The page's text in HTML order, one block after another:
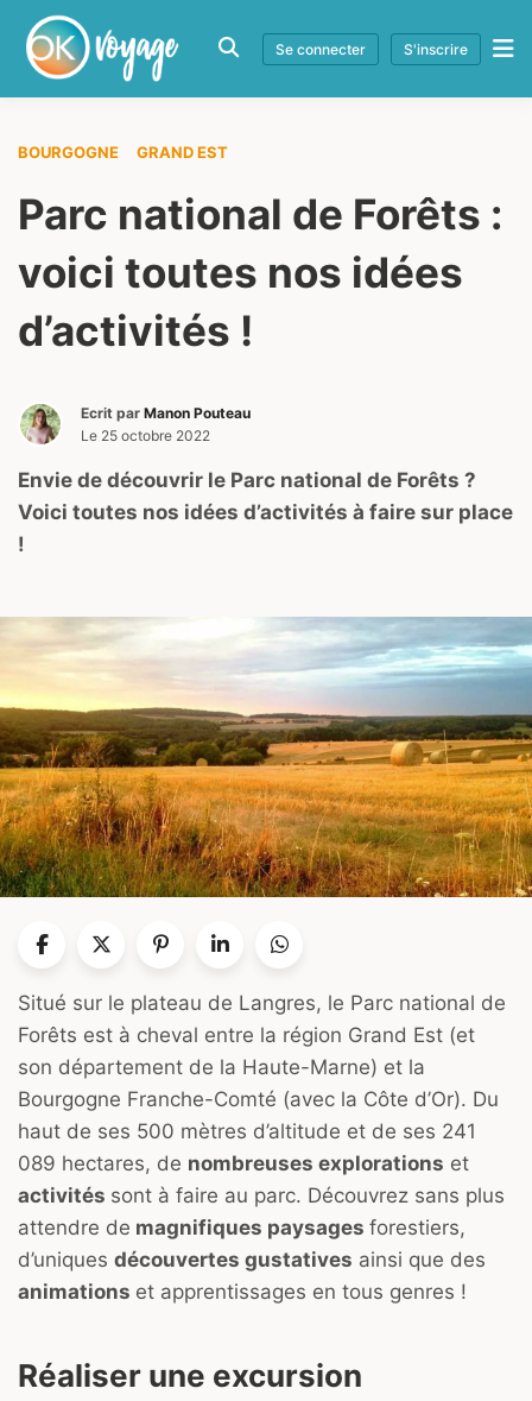
Se connecter S'inscrire
BOURGOGNE GRAND EST
Parc national de Forêts :
voici toutes nos idées
d’activités !
Ecrit par Manon Pouteau
Le 25 octobre 2022
Envie de découvrir le Parc national de Forêts ?
Voici toutes nos idées d’activités à faire sur place
!
Situé sur le plateau de Langres, le Parc national de
Forêts est à cheval entre la région Grand Est (et
son département de la Haute-Marne) et la
Bourgogne Franche-Comté (avec la Côte d’Or). Du
haut de ses 500 mètres d’altitude et de ses 241
089 hectares, de nombreuses explorations et
activités sont à faire au parc. Découvrez sans plus
attendre de magnifiques paysages forestiers,
d’uniques découvertes gustatives ainsi que des
animations et apprentissages en tous genres !
Réaliser une excursion